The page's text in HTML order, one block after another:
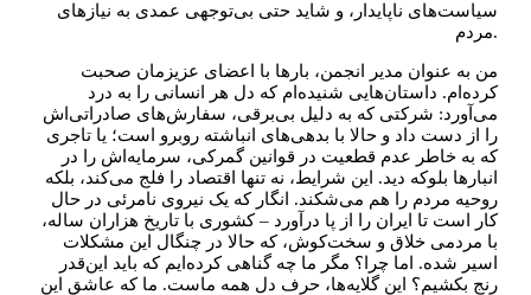
سیاست‌های ناپایدار، و شاید حتی بی‌توجهی عمدی به نیازهای
مردم.
من به عنوان مدیر انجمن، بارها با اعضای عزیزمان صحبت
کرده‌ام. داستان‌هایی شنیده‌ام که دل هر انسانی را به درد
می‌آورد: شرکتی که به دلیل بی‌برقی، سفارش‌های صادراتی‌اش
را از دست داد و حالا با بدهی‌های انباشته روبرو است؛ یا تاجری
که به خاطر عدم قطعیت در قوانین گمرکی، سرمایه‌اش را در
انبارها بلوکه دید. این شرایط، نه تنها اقتصاد را فلج می‌کند، بلکه
روحیه مردم را هم می‌شکند. انگار که یک نیروی نامرئی در حال
کار است تا ایران را از پا درآورد – کشوری با تاریخ هزاران ساله،
با مردمی خلاق و سخت‌کوش، که حالا در چنگال این مشکلات
اسیر شده. اما چرا؟ مگر ما چه گناهی کرده‌ایم که باید این‌قدر
رنج بکشیم؟ این گلایه‌ها، حرف دل همه ماست. ما که عاشق این